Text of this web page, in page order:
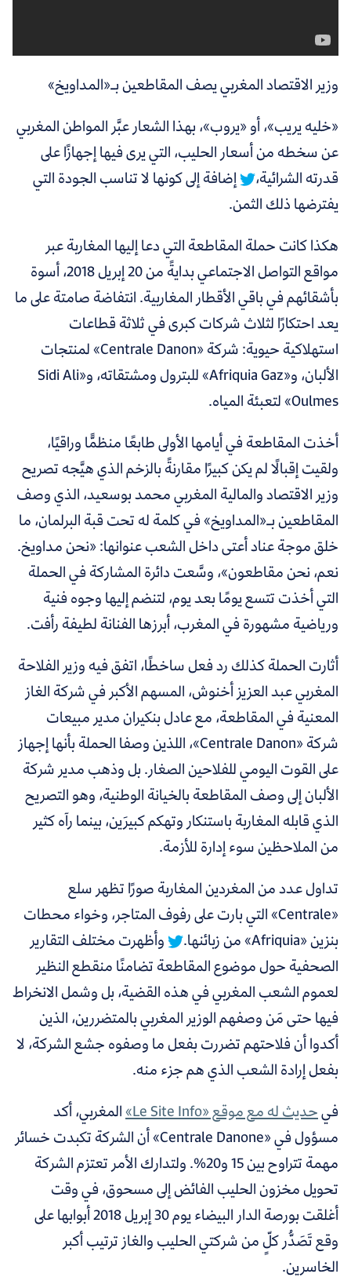
وزير الاقتصاد المغربي يصف المقاطعين بـ«المداويخ»
«خليه يريب»، أو «يروب»، بهذا الشعار عبَّر المواطن المغربي
عن سخطه من أسعار الحليب، التي يرى فيها إجهازًا على
قدرته الشرائية،
إضافة إلى كونها لا تناسب الجودة التي
يفترضها ذلك الثمن.
هكذا كانت حملة المقاطعة التي دعا إليها المغاربة عبر
مواقع التواصل الاجتماعي بدايةً من 20 إبريل 2018، أسوة
بأشقائهم في باقي الأقطار المغاربية. انتفاضة صامتة على ما
يعد احتكارًا لثلاث شركات كبرى في ثلاثة قطاعات
استهلاكية حيوية: شركة «Centrale Danon» لمنتجات
الألبان، و«Afriquia Gaz» للبترول ومشتقاته، و«Sidi Ali
Oulmes» لتعبئة المياه.
أخذت المقاطعة في أيامها الأولى طابعًا منظمًّا وراقيًا،
ولقيت إقبالًا لم يكن كبيرًا مقارنةً بالزخم الذي هيَّجه تصريح
وزير الاقتصاد والمالية المغربي محمد بوسعيد، الذي وصف
المقاطعين بـ«المداويخ» في كلمة له تحت قبة البرلمان، ما
خلق موجة عناد أعتى داخل الشعب عنوانها: «نحن مداويخ.
نعم، نحن مقاطعون»، وسَّعت دائرة المشاركة في الحملة
التي أخذت تتسع يومًا بعد يوم، لتنضم إليها وجوه فنية
ورياضية مشهورة في المغرب، أبرزها الفنانة لطيفة رأفت.
أثارت الحملة كذلك رد فعل ساخطًا، اتفق فيه وزير الفلاحة
المغربي عبد العزيز أخنوش، المسهم الأكبر في شركة الغاز
المعنية في المقاطعة، مع عادل بنكيران مدير مبيعات
شركة «Centrale Danon»، اللذين وصفا الحملة بأنها إجهاز
على القوت اليومي للفلاحين الصغار. بل وذهب مدير شركة
الألبان إلى وصف المقاطعة بالخيانة الوطنية، وهو التصريح
الذي قابله المغاربة باستنكار وتهكم كبيرَين، بينما رآه كثير
من الملاحظين سوء إدارة للأزمة.
تداول عدد من المغردين المغاربة صورًا تظهر سلع
«Centrale» التي بارت على رفوف المتاجر، وخواء محطات
بنزين «Afriquia» من زبائنها.
وأظهرت مختلف التقارير
الصحفية حول موضوع المقاطعة تضامنًا منقطع النظير
لعموم الشعب المغربي في هذه القضية، بل وشمل الانخراط
فيها حتى مَن وصفهم الوزير المغربي بالمتضررين، الذين
أكدوا أن فلاحتهم تضررت بفعل ما وصفوه جشع الشركة، لا
بفعل إرادة الشعب الذي هم جزء منه.
فيحديث له مع موقع «Le Site Info»
المغربي، أكد
مسؤول في «Centrale Danone» أن الشركة تكبدت خسائر
مهمة تتراوح بين 15 و20%. ولتدارك الأمر تعتزم الشركة
تحويل مخزون الحليب الفائض إلى مسحوق، في وقت
أغلقت بورصة الدار البيضاء يوم 30 إبريل 2018 أبوابها على
وقع تَصَدُّر كلٍّ من شركتي الحليب والغاز ترتيب أكبر
الخاسرين.